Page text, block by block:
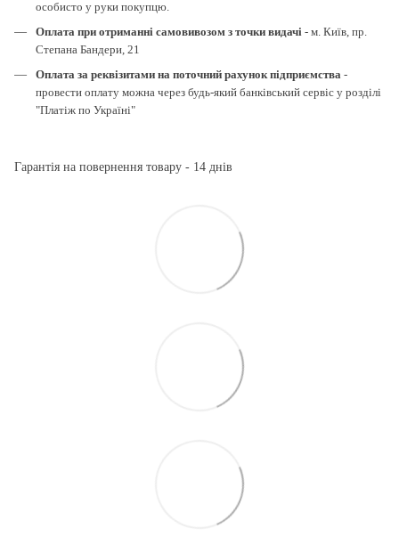
особисто у руки покупцю.
Оплата при отриманні самовивозом з точки видачі - м. Київ, пр.
Степана Бандери, 21
Оплата за реквізитами на поточний рахунок підприємства -
провести оплату можна через будь-який банківський сервіс у розділі
"Платіж по Україні"
Гарантія на повернення товару - 14 днів